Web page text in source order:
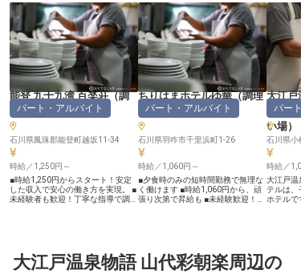
能登 九十九湾 百楽荘（調
理補助・洗い場）
パート・アルバイト
石川県鳳珠郡能登町越坂11-34
時給／1,250円～
■時給1,250円からスタート！安定
した収入で安心の働き方を実現。 ■
未経験者も歓迎！丁寧な指導で調理
ます。 ーー【お客様の心に残るお
もてなしを支える仕事】 能登の豊
ちりはまホテルゆ華（調理
補助・洗い場）
パート・アルバイト
石川県羽咋市千里浜町1-26
時給／1,060円～
■夕食時のみの短時間勤務で無理な
く働けます ■時給1,060円から、頑
張り次第で昇給も ■未経験歓迎！調
トホテルでのお仕事です。 お客様
が旅の疲れを癒し、心に残る思い出
大江戸
ンドホ
い場）
パー
石川県小
時給／
大江戸温
テルは、
ホテルで
めていた
シピも完
大江戸温泉物語 山代彩朝楽周辺の